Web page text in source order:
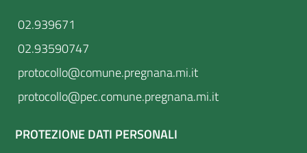
02.939671
02.93590747
protocollo@comune.pregnana.mi.it
protocollo@pec.comune.pregnana.mi.it
PROTEZIONE DATI PERSONALI